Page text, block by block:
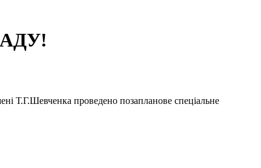
Т.Г.Шевченка проведено позапланове спеціальне